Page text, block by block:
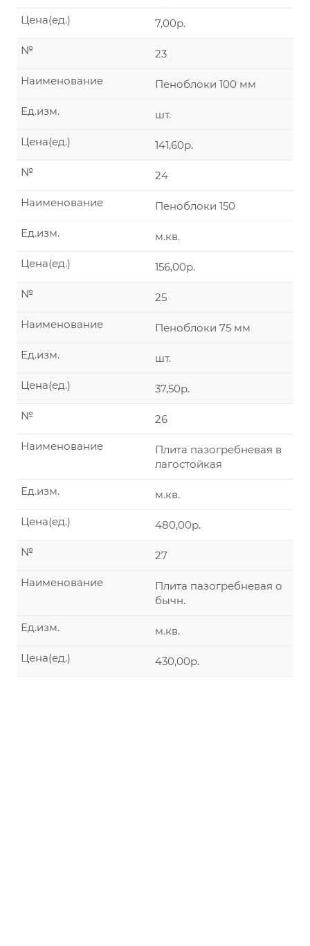
7,00р.
Цена(ед.)
23
№
Пеноблоки 100 мм
Наименование
шт.
Ед.изм.
141,60р.
Цена(ед.)
24
№
Пеноблоки 150
Наименование
м.кв.
Ед.изм.
156,00р.
Цена(ед.)
25
№
Пеноблоки 75 мм
Наименование
шт.
Ед.изм.
37,50р.
Цена(ед.)
26
№
Плита пазогребневая в
лагостойкая
Наименование
м.кв.
Ед.изм.
480,00р.
Цена(ед.)
27
№
Плита пазогребневая о
бычн.
Наименование
м.кв.
Ед.изм.
430,00р.
Цена(ед.)